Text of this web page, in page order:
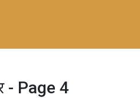
- Page 4